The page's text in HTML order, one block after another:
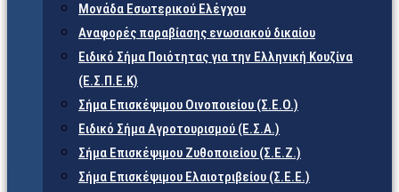
Μονάδα Εσωτερικού Ελέγχου
Αναφορές παραβίασης ενωσιακού δικαίου
Ειδικό Σήμα Ποιότητας για την Ελληνική Κουζίνα
(Ε.Σ.Π.Ε.Κ)
Σήμα Επισκέψιμου Οινοποιείου (Σ.Ε.Ο.)
Ειδικό Σήμα Αγροτουρισμού (Ε.Σ.Α.)
Σήμα Επισκέψιμου Ζυθοποιείου (Σ.Ε.Ζ.)
Σήμα Επισκέψιμου Ελαιοτριβείου (Σ.Ε.Ε.)